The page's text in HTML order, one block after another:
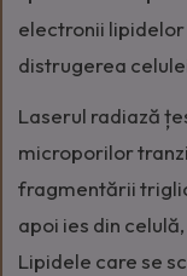
electronii
distrugerea
Laserul radiază
microporilor
fragmentării
apoi ies din
Lipidele care se